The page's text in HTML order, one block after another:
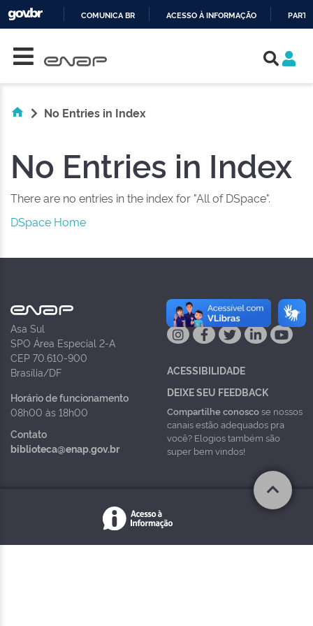
COMUNICA BR ACESSO À INFORMAÇÃO
No Entries in Index
No Entries in Index
There are no entries in the index for "All of DSpace".
DSpace Home
Asa Sul
SPO Área Especial 2-A
CEP 70.610-900
Brasília/DF
Horário de funcionamento
08h00 às 18h00
Contato
biblioteca@enap.gov.br
NAS REDES
ACESSIBILIDADE
DEIXE SEU FEEDBACK
Compartilhe conoscose nossos
canais estão adequados pra
você? Elogios também são
super bem vindos!